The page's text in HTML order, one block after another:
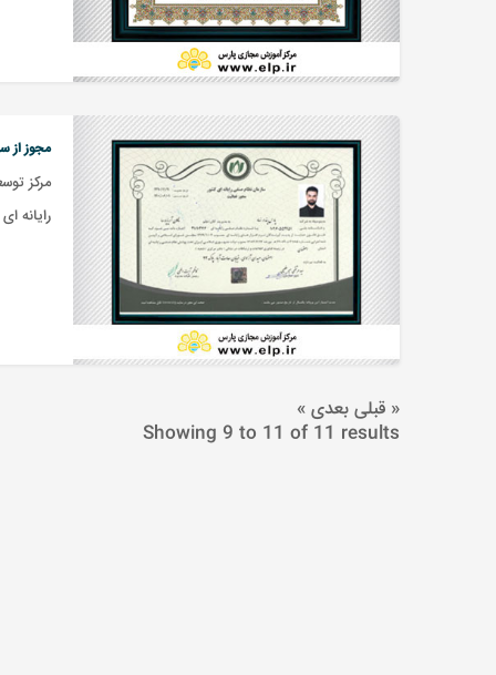
مجوز از
مرکز
رایانه
« قبلی بعدی »
Showing 9 to 11 of 11 results